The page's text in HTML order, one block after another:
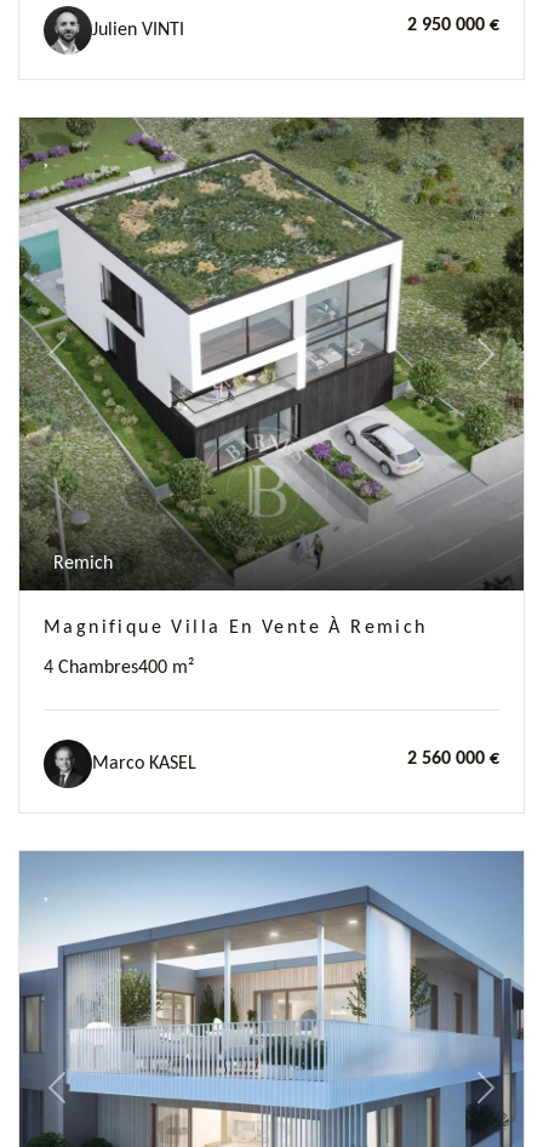
Julien VINTI 2 950 000 €
Previous Next
Remich
Magnifique Villa En Vente À Remich
4 Chambres400 m²
Marco KASEL 2 560 000 €
Previous Next